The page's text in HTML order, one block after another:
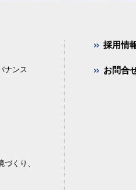
ナンス
くり、
採用情
お問合